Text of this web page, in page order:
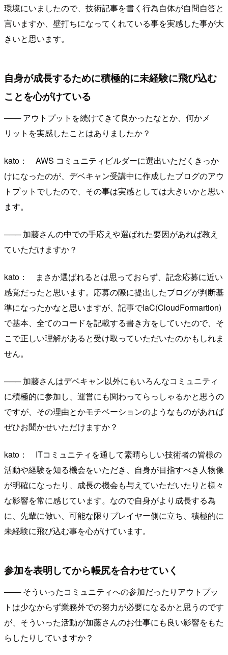
環境にいましたので、技術記事を書く行為自体が自問自答と
言いますか、壁打ちになってくれている事を実感した事が大
きいと思います。
自身が成長するために積極的に未経験に飛び込む
ことを心がけている
─── アウトプットを続けてきて良かったなとか、何かメ
リットを実感したことはありましたか？
kato： AWS コミュニティビルダーに選出いただくきっか
けになったのが、デベキャン受講中に作成したブログのアウ
トプットでしたので、その事は実感としては大きいかと思い
ます。
─── 加藤さんの中での手応えや選ばれた要因があれば教え
ていただけますか？
kato： まさか選ばれるとは思っておらず、記念応募に近い
感覚だったと思います。応募の際に提出したブログが判断基
準になったかなと思いますが、記事でIaC(CloudFormartion)
で基本、全てのコードを記載する書き方をしていたので、そ
こで正しい理解があると受け取っていただいたのかもしれま
せん。
─── 加藤さんはデベキャン以外にもいろんなコミュニティ
に積極的に参加し、運営にも関わってらっしゃるかと思うの
ですが、その理由とかモチベーションのようなものがあれば
ぜひお聞かせいただけますか？
kato： ITコミュニティを通して素晴らしい技術者の皆様の
活動や経験を知る機会をいただき、自身が目指すべき人物像
が明確になったり、成長の機会も与えていただいたりと様々
な影響を常に感じています。なので自身がより成長する為
に、先輩に倣い、可能な限りプレイヤー側に立ち、積極的に
未経験に飛び込む事を心がけています。
参加を表明してから帳尻を合わせていく
─── そういったコミュニティへの参加だったりアウトプッ
トは少なからず業務外での努力が必要になるかと思うのです
が、そういった活動が加藤さんのお仕事にも良い影響をもた
らしたりしていますか？